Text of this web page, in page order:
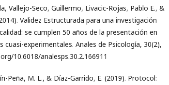
Vallejo-Seco, Guillermo, Livacic-Rojas, Pablo E., &
Validez Estructurada para una investigación
se cumplen 50 años de la presentación en
cuasi-experimentales. Anales de Psicología, 30(2),
10.6018/analesps.30.2.166911
Peña, M. L., & Díaz-Garrido, E. (2019). Protocol: